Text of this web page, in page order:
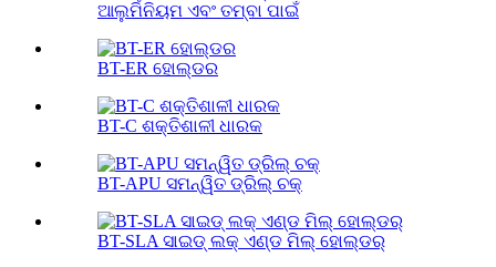
ଆଲୁମିନିୟମ ଏବଂ ତମ୍ବା ପାଇଁ
BT-ER ହୋଲ୍ଡର
BT-C ଶକ୍ତିଶାଳୀ ଧାରକ
BT-APU ସମନ୍ୱିତ ଡ୍ରିଲ୍ ଚକ୍
BT-SLA ସାଇଡ୍ ଲକ୍ ଏଣ୍ଡ ମିଲ୍ ହୋଲ୍ଡର୍